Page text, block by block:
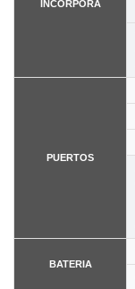
INCORPORA
PUERTOS
BATERIA